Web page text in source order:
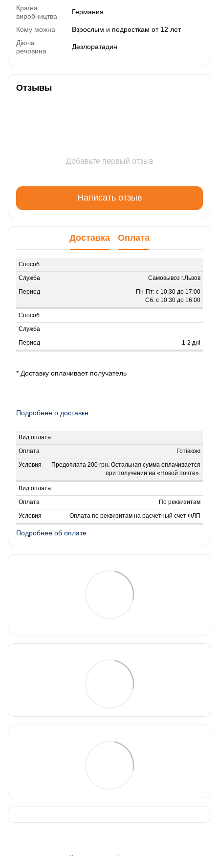
Країна
виробництва
Германия
Кому можна
Взрослым и подросткам от 12 лет
Діюча
речовина
Дезлоратадин
Отзывы
Добавьте первый отзыв
Написать отзыв
Доставка Оплата
Самовывоз г.Львов
Пн-Пт: с 10:30 до 17:00
Сб: с 10:30 до 16:00
1-2 дні
* Доставку оплачивает получатель
Подробнее о доставке
Готівкою
Предоплата 200 грн. Остальная сумма оплачивается
при получении на «Новой почте».
По реквизитам
Оплата по реквизитам на расчетный счет ФЛП
Подробнее об оплате